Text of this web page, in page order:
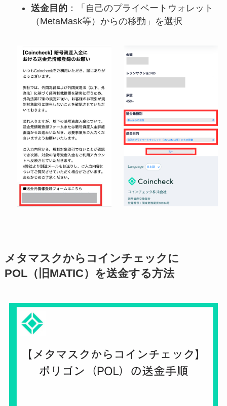
送金目的：「自己のプライベートウォレット
（MetaMask等）からの移動」を選択
メタマスクからコインチェックに
POL（旧MATIC）を送金する方法